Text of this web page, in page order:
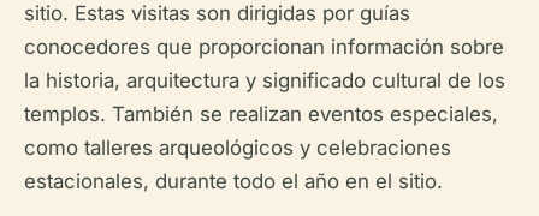
sitio. Estas visitas son dirigidas por guías
conocedores que proporcionan información sobre
la historia, arquitectura y significado cultural de los
templos. También se realizan eventos especiales,
como talleres arqueológicos y celebraciones
estacionales, durante todo el año en el sitio.